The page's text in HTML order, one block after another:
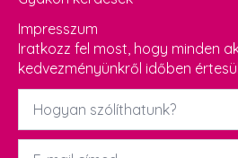
Impresszum
Iratkozz fel most, hogy minden
kedvezményünkről időben
Név
Email